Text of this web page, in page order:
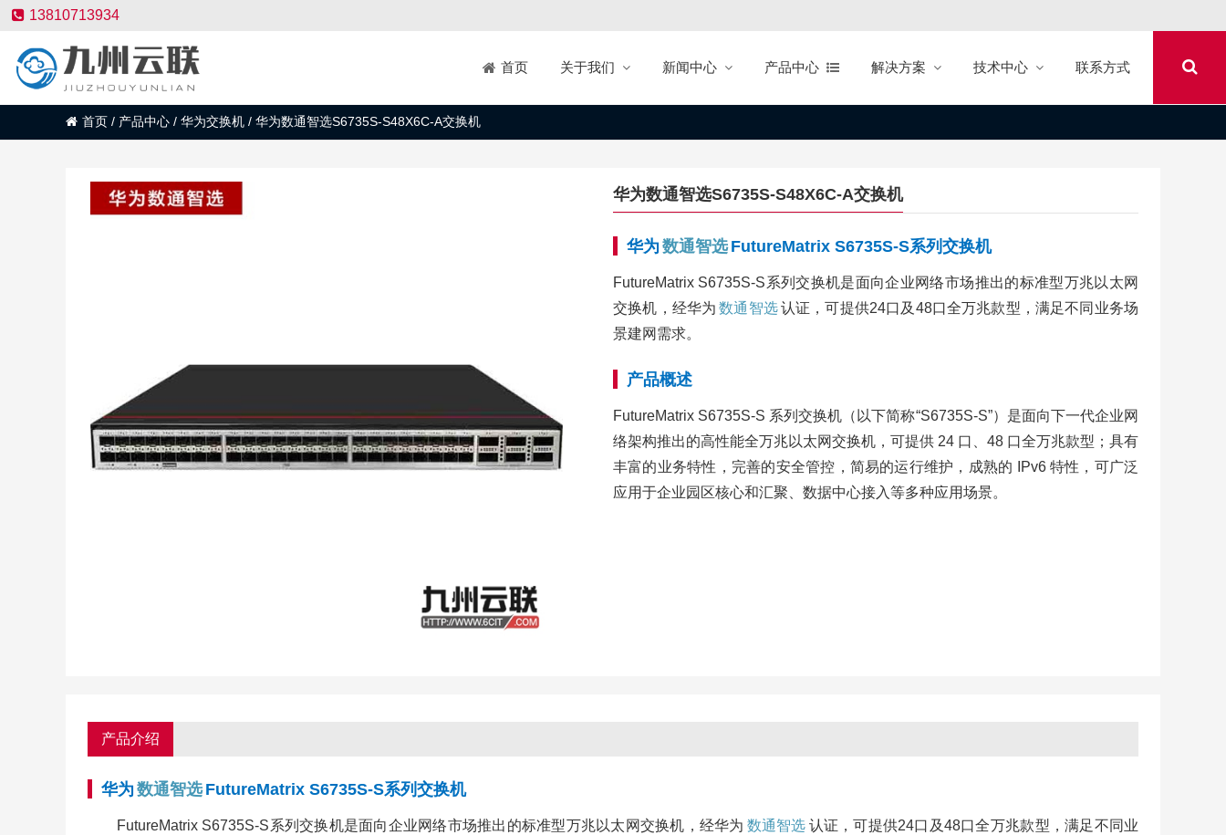
13810713934
首页 关于我们 新闻中心 产品中心 解决方案 技术中心 联系方式
首页 / 产品中心 / 华为交换机 / 华为数通智选S6735S-S48X6C-A交换机
华为数通智选S6735S-S48X6C-A交换机
华为 数通智选 FutureMatrix S6735S-S系列交换机
FutureMatrix S6735S-S系列交换机是面向企业网络市场推出的标准型万兆以太网
交换机，经华为 数通智选认证，可提供24口及48口全万兆款型，满足不同业务场
景建网需求。
产品概述
FutureMatrix S6735S-S 系列交换机（以下简称“S6735S-S”）是面向下一代企业网
络架构推出的高性能全万兆以太网交换机，可提供 24 口、48 口全万兆款型；具有
丰富的业务特性，完善的安全管控，简易的运行维护，成熟的 IPv6 特性，可广泛
应用于企业园区核心和汇聚、数据中心接入等多种应用场景。
产品介绍
华为 数通智选 FutureMatrix S6735S-S系列交换机
FutureMatrix S6735S-S系列交换机是面向企业网络市场推出的标准型万兆以太网交换机，经华为 数通智选 认证，可提供24口及48口全万兆款型，满足不同业